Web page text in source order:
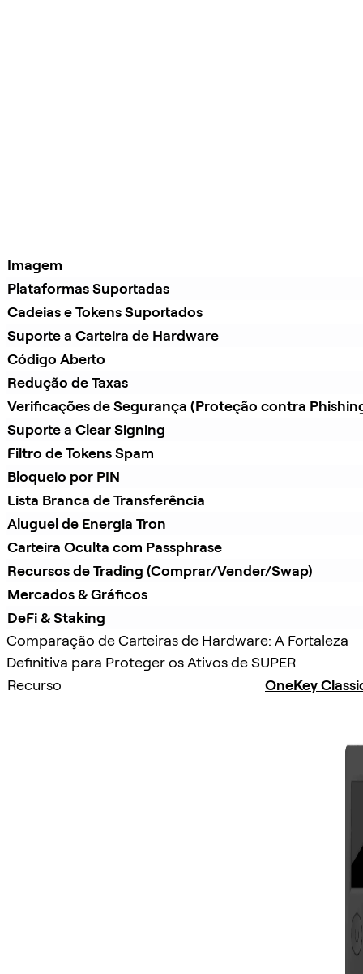
Imagem
Plataformas Suportadas
Cadeias e Tokens Suportados
Suporte a Carteira de Hardware
Código Aberto
Redução de Taxas
Verificações de Segurança (Proteção contra
Suporte a Clear Signing
Filtro de Tokens Spam
Bloqueio por PIN
Lista Branca de Transferência
Aluguel de Energia Tron
Carteira Oculta com Passphrase
Recursos de Trading (Comprar/Vender/Swap)
Mercados & Gráficos
DeFi & Staking
Comparação de Carteiras de Hardware: A Fortaleza
Definitiva para Proteger os Ativos de SUPER
Recurso
OneKey